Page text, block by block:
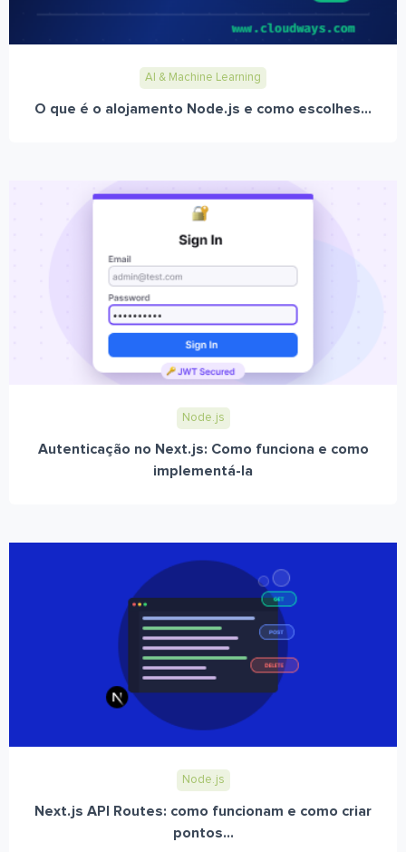
AI & Machine Learning
O que é o alojamento Node.js e como escolhes...
Node.js
Autenticação no Next.js: Como funciona e como
implementá-la
Node.js
Next.js API Routes: como funcionam e como criar
pontos...